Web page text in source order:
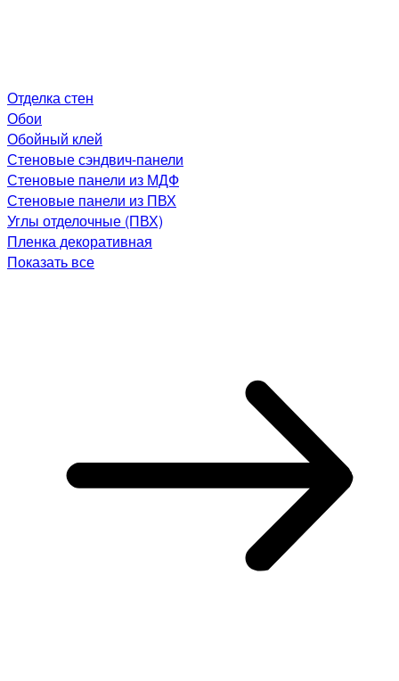
Отделка стен
Обои
Обойный клей
Стеновые сэндвич-панели
Стеновые панели из МДФ
Стеновые панели из ПВХ
Углы отделочные (ПВХ)
Пленка декоративная
Показать все